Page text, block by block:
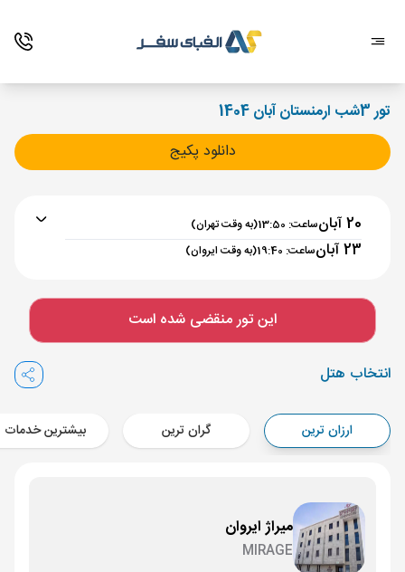
تور 3شب ارمنستان آبان 1404
دانلود پکیج
20 آبان ساعت: 13:50 (به وقت تهران)
23 آبان ساعت: 19:40 (به وقت ایروان)
تهران , فرودگاه بین‌المللی امام خمینی IKA
مدت پرواز :
ایروان ,
Aircraft - معراج (Economy)
برنامه برگشت :23 آبان ساعت: 19:40
مدت پرواز :02:00
تهران , فرودگاه بین‌المللی امام خمینی IKA
Aircraft - کاسپین (Economy)
این تور منقضی شده است
انتخاب هتل
ارزان ترین گران ترین بیشترین خدمات
میراژ ایروان
MIRAGE